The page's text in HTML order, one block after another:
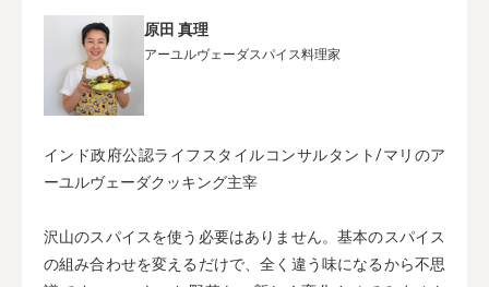
原田 真理
アーユルヴェーダスパイス料理家
インド政府公認ライフスタイルコンサルタント/マリのア
ーユルヴェーダクッキング主宰
沢山のスパイスを使う必要はありません。基本のスパイス
の組み合わせを変えるだけで、全く違う味になるから不思